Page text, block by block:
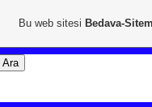
Bu web sitesi Bedava-